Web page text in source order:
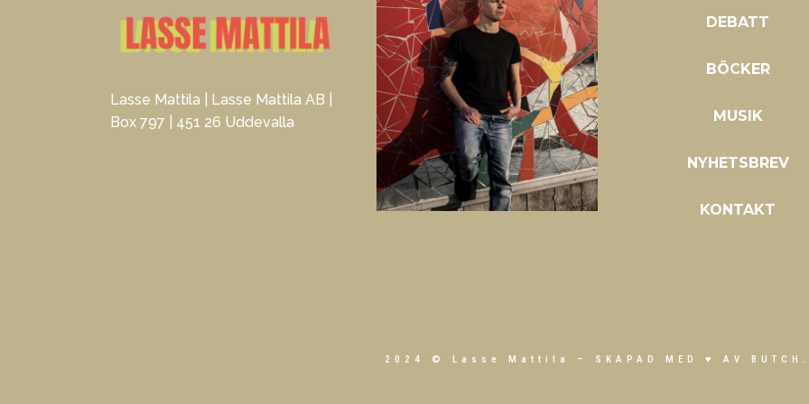
Lasse Mattila | Lasse Mattila AB |
Box 797 | 451 26 Uddevalla
DEBATT
BÖCKER
MUSIK
NYHETSBREV
KONTAKT
2024 © Lasse Mattila – SKAPAD MED ♥ AV